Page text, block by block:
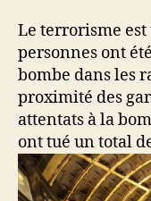
Le terrorisme est
personnes ont
bombe dans les
proximité des
attentats à la
ont tué un total